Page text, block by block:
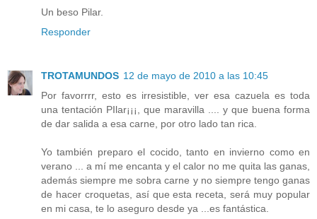
Un beso Pilar.
Responder
TROTAMUNDOS 12 de mayo de 2010 a las 10:45
Por favorrrr, esto es irresistible, ver esa cazuela es toda
una tentación PIlar¡¡¡, que maravilla .... y que buena forma
de dar salida a esa carne, por otro lado tan rica.
Yo también preparo el cocido, tanto en invierno como en
verano ... a mí me encanta y el calor no me quita las ganas,
además siempre me sobra carne y no siempre tengo ganas
de hacer croquetas, así que esta receta, será muy popular
en mi casa, te lo aseguro desde ya ...es fantástica.